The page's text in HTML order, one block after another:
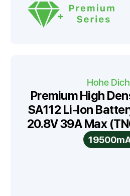
Hohe
Premium High
SA112 Li-Ion
20.8V 39A Max